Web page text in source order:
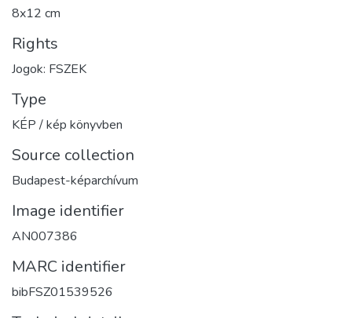
8x12 cm
Rights
Jogok: FSZEK
Type
KÉP / kép könyvben
Source collection
Budapest-képarchívum
Image identifier
AN007386
MARC identifier
bibFSZ01539526